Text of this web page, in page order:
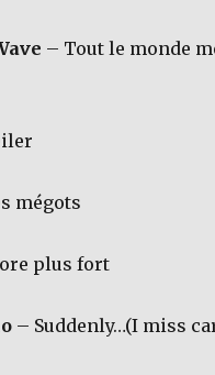
– Tout le monde
mégots
plus fort
– Suddenly…(I miss